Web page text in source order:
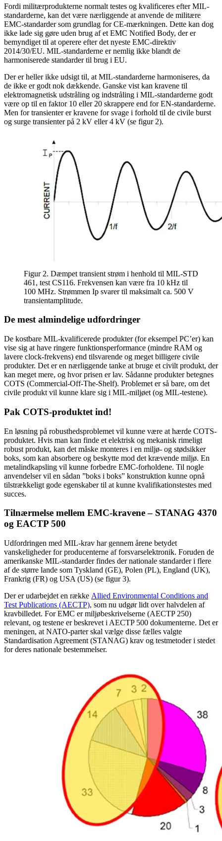
Fordi militærprodukterne normalt testes og kvalificeres efter MIL-
standarderne, kan det være nærliggende at anvende de militære
EMC-standarder som grundlag for CE-mærkningen. Dette kan dog
ikke lade sig gøre uden brug af et EMC Notified Body, der er
bemyndiget til at operere efter det nyeste EMC-direktiv
2014/30/EU. MIL-standarderne er nemlig ikke blandt de
harmoniserede standarder til brug i EU.
Der er heller ikke udsigt til, at MIL-standarderne harmoniseres, da
de ikke er godt nok dækkende. Ganske vist kan kravene til
elektromagnetisk udstråling og indstråling i MIL-standarderne godt
være op til en faktor 10 eller 20 skrappere end for EN-standarderne.
Men for transienter er kravene for svage i forhold til de civile burst
og surge transienter på 2 kV eller 4 kV (se figur 2).
Figur 2. Dæmpet transient strøm i henhold til MIL-STD
461, test CS116. Frekvensen kan være fra 10 kHz til
100 MHz. Strømmen Ip svarer til maksimalt ca. 500 V
transientamplitude.
De mest almindelige udfordringer
De kostbare MIL-kvalificerede produkter (for eksempel PC’er) kan
vise sig at have ringere funktionsperformance (mindre RAM og
lavere clock-frekvens) end tilsvarende og meget billigere civile
produkter. Det er en nærliggende tanke at bruge et civilt produkt, der
kan meget mere, og hvor prisen er lav. Sådanne produkter betegnes
COTS (Commercial-Off-The-Shelf). Problemet er så bare, om det
civile produkt vil kunne klare sig i MIL-miljøet (og MIL-testene).
Pak COTS-produktet ind!
En løsning på robusthedsproblemet vil kunne være at hærde COTS-
produktet. Hvis man kan finde et elektrisk og mekanisk rimeligt
robust produkt, kan det måske monteres i en miljø- og stødsikker
boks, som kan absorbere og beskytte mod det krævende miljø. En
metalindkapsling vil kunne forbedre EMC-forholdene. Til nogle
anvendelser vil en sådan ”boks i boks” konstruktion kunne opnå
tilstrækkeligt gode egenskaber til at kunne kvalifikationstestes med
succes.
Tilnærmelse mellem EMC-kravene – STANAG 4370
og EACTP 500
Udfordringen med MIL-krav har gennem årene betydet
vanskeligheder for producenterne af forsvarselektronik. Foruden de
amerikanske MIL-standarder findes der nationale standarder i flere
af de større lande som Tyskland (GE), Polen (PL), England (UK),
Frankrig (FR) og USA (US) (se figur 3).
Der er udarbejdet en række Allied Environmental Conditions and
Test Publications (AECTP), som nu udgør lidt over halvdelen af
kravbilledet. For EMC er miljøbeskrivelserne (AECTP 250)
relevant, og testene er beskrevet i AECTP 500 dokumenterne. Det er
meningen, at NATO-parter skal vælge disse fælles valgte
Standardisation Agreement (STANAG) krav og testmetoder i stedet
for deres nationale bestemmelser.